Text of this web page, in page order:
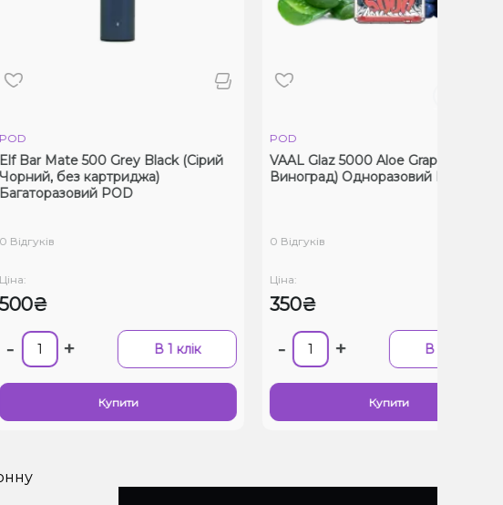
500 Grey Black (Сірий
без картриджа)
POD
VAAL Glaz 5000 Aloe Grape (Алое
Виноград) Одноразовий POD
0 Відгуків